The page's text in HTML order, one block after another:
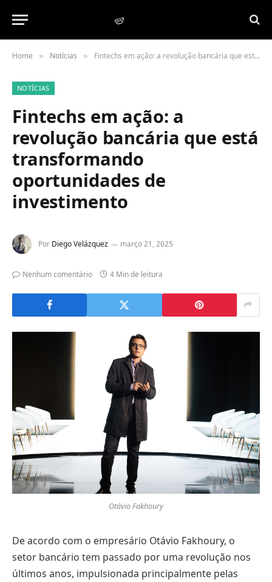
Home » Notícias » Fintechs em ação: a revolução bancária que está transformando oportunidades de investimento
NOTÍCIAS
Fintechs em ação: a
revolução bancária que está
transformando
oportunidades de
investimento
Por Diego Velázquez março 21, 2025
Nenhum comentário 4 Min de leitura
Otávio Fakhoury
De acordo com o empresário Otávio Fakhoury, o
setor bancário tem passado por uma revolução nos
últimos anos, impulsionada principalmente pelas